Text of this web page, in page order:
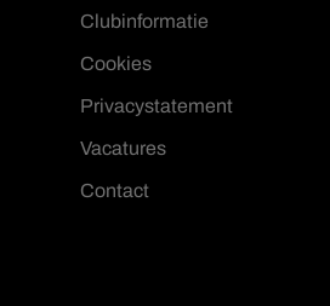
Clubinformatie
Cookies
Privacystatement
Vacatures
Contact